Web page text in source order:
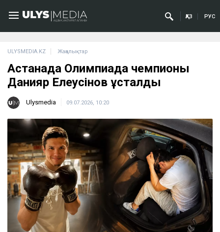
ҚАЗ РУС
ULYSMEDIA.KZ Жаңалықтар
Астанада Олимпиада чемпионы
Данияр Елеусінов ұсталды
Ulysmedia 09.07.2026, 10:20